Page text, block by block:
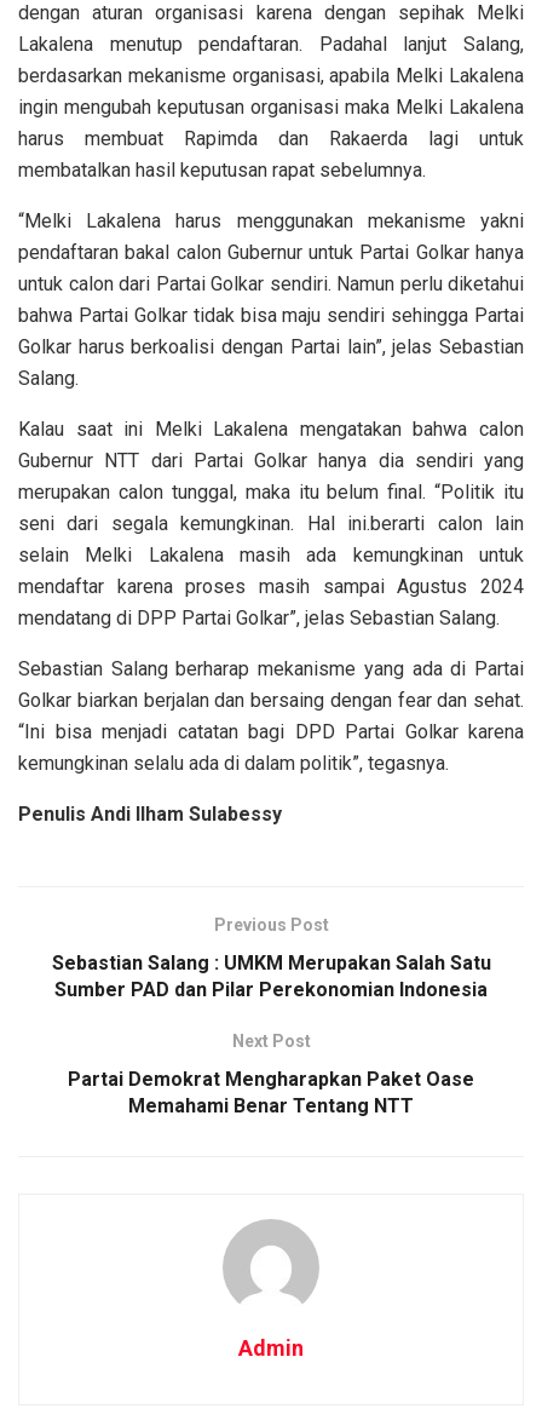
dengan aturan organisasi karena dengan sepihak Melki
Lakalena menutup pendaftaran. Padahal lanjut Salang,
berdasarkan mekanisme organisasi, apabila Melki Lakalena
ingin mengubah keputusan organisasi maka Melki Lakalena
harus membuat Rapimda dan Rakaerda lagi untuk
membatalkan hasil keputusan rapat sebelumnya.
“Melki Lakalena harus menggunakan mekanisme yakni
pendaftaran bakal calon Gubernur untuk Partai Golkar hanya
untuk calon dari Partai Golkar sendiri. Namun perlu diketahui
bahwa Partai Golkar tidak bisa maju sendiri sehingga Partai
Golkar harus berkoalisi dengan Partai lain”, jelas Sebastian
Salang.
Kalau saat ini Melki Lakalena mengatakan bahwa calon
Gubernur NTT dari Partai Golkar hanya dia sendiri yang
merupakan calon tunggal, maka itu belum final. “Politik itu
seni dari segala kemungkinan. Hal ini.berarti calon lain
selain Melki Lakalena masih ada kemungkinan untuk
mendaftar karena proses masih sampai Agustus 2024
mendatang di DPP Partai Golkar”, jelas Sebastian Salang.
Sebastian Salang berharap mekanisme yang ada di Partai
Golkar biarkan berjalan dan bersaing dengan fear dan sehat.
“Ini bisa menjadi catatan bagi DPD Partai Golkar karena
kemungkinan selalu ada di dalam politik”, tegasnya.
Penulis Andi Ilham Sulabessy
Previous Post
Sebastian Salang : UMKM Merupakan Salah Satu
Sumber PAD dan Pilar Perekonomian Indonesia
Next Post
Partai Demokrat Mengharapkan Paket Oase
Memahami Benar Tentang NTT
Admin